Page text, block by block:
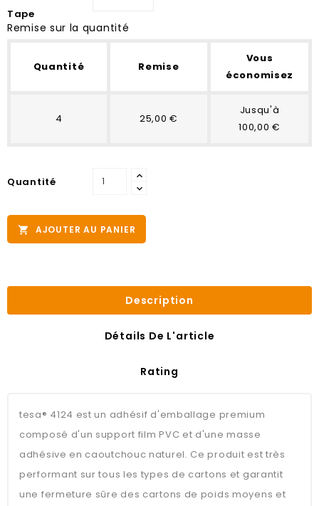
Tape
Remise sur la quantité
Quantité Remise
Vous
économisez
4 25,00 €
Jusqu'à
100,00 €
Quantité
 AJOUTER AU PANIER
Description
Détails De L'article
Rating
tesa® 4124 est un adhésif d'emballage premium
composé d'un support film PVC et d'une masse
adhésive en caoutchouc naturel. Ce produit est très
performant sur tous les types de cartons et garantit
une fermeture sûre des cartons de poids moyens et